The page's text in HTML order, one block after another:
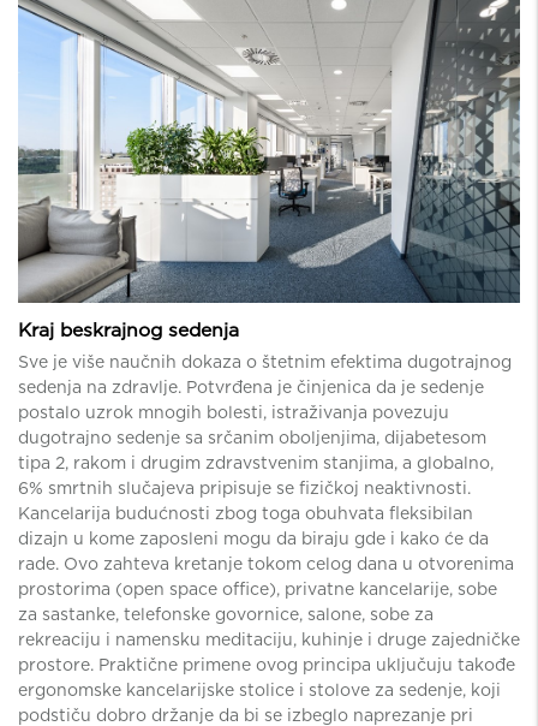
Kraj beskrajnog sedenja
Sve je više naučnih dokaza o štetnim efektima dugotrajnog
sedenja na zdravlje. Potvrđena je činjenica da je sedenje
postalo uzrok mnogih bolesti, istraživanja povezuju
dugotrajno sedenje sa srčanim oboljenjima, dijabetesom
tipa 2, rakom i drugim zdravstvenim stanjima, a globalno,
6% smrtnih slučajeva pripisuje se fizičkoj neaktivnosti.
Kancelarija budućnosti zbog toga obuhvata fleksibilan
dizajn u kome zaposleni mogu da biraju gde i kako će da
rade. Ovo zahteva kretanje tokom celog dana u otvorenima
prostorima (open space office), privatne kancelarije, sobe
za sastanke, telefonske govornice, salone, sobe za
rekreaciju i namensku meditaciju, kuhinje i druge zajedničke
prostore. Praktične primene ovog principa uključuju takođe
ergonomske kancelarijske stolice i stolove za sedenje, koji
podstiču dobro držanje da bi se izbeglo naprezanje pri